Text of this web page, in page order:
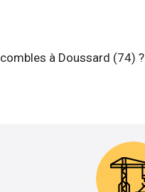
à Doussard (74) ?